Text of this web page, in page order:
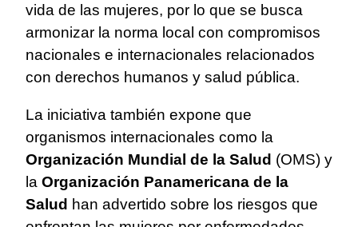
vida de las mujeres, por lo que se busca
armonizar la norma local con compromisos
nacionales e internacionales relacionados
con derechos humanos y salud pública.
La iniciativa también expone que
organismos internacionales como la
Organización Mundial de la Salud (OMS) y
la Organización Panamericana de la
Salud han advertido sobre los riesgos que